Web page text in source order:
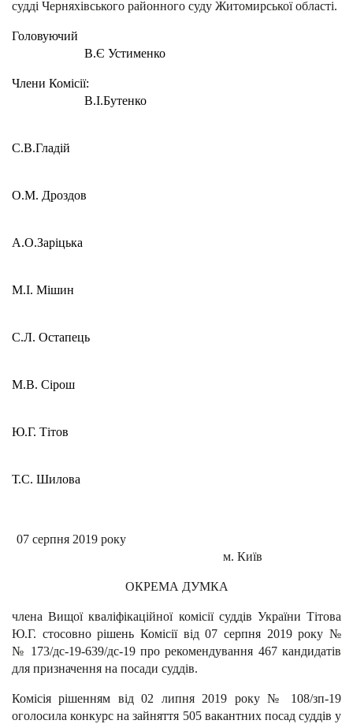
судді Черняхівського районного суду Житомирської області.
Головуючий
В.Є Устименко
Члени Комісії:
В.І.Бутенко
С.В.Гладій
О.М. Дроздов
А.О.Заріцька
М.І. Мішин
С.Л. Остапець
М.В. Сірош
Ю.Г. Тітов
Т.С. Шилова
07 серпня 2019 року
м. Київ
ОКРЕМА ДУМКА
члена Вищої кваліфікаційної комісії суддів України Тітова
Ю.Г. стосовно рішень Комісії від 07 серпня 2019 року №
№ 173/дс-19-639/дс-19 про рекомендування 467 кандидатів
для призначення на посади суддів.
Комісія рішенням від 02 липня 2019 року № 108/зп-19
оголосила конкурс на зайняття 505 вакантних посад суддів у